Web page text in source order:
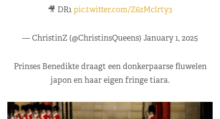
🎥 DR1pic.twitter.com/Z6zMclrty3
— ChristinZ (@ChristinsQueens) January 1, 2025
Prinses Benedikte draagt een donkerpaarse fluwelen
japon en haar eigen fringe tiara.